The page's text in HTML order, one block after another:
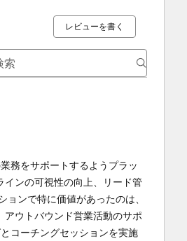
レビューを書く
務をサポートするようプラッ
インの可視性の向上、リード管
ンで特に価値があったのは、
ウトバウンド営業活動のサポ
コーチングセッションを実施